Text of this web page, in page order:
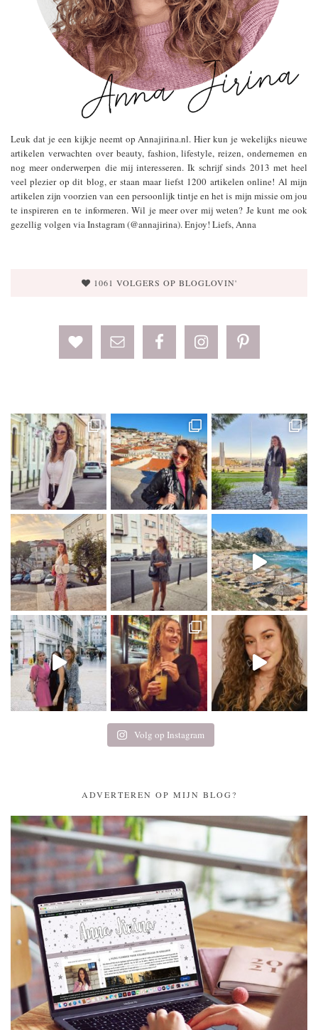
Leuk dat je een kijkje neemt op Annajirina.nl. Hier kun je wekelijks nieuwe
artikelen verwachten over beauty, fashion, lifestyle, reizen, ondernemen en
nog meer onderwerpen die mij interesseren. Ik schrijf sinds 2013 met heel
veel plezier op dit blog, er staan maar liefst 1200 artikelen online! Al mijn
artikelen zijn voorzien van een persoonlijk tintje en het is mijn missie om jou
te inspireren en te informeren. Wil je meer over mij weten? Je kunt me ook
gezellig volgen via Instagram (@annajirina). Enjoy! Liefs, Anna
1061 VOLGERS OP BLOGLOVIN'
Volg op Instagram
ADVERTEREN OP MIJN BLOG?